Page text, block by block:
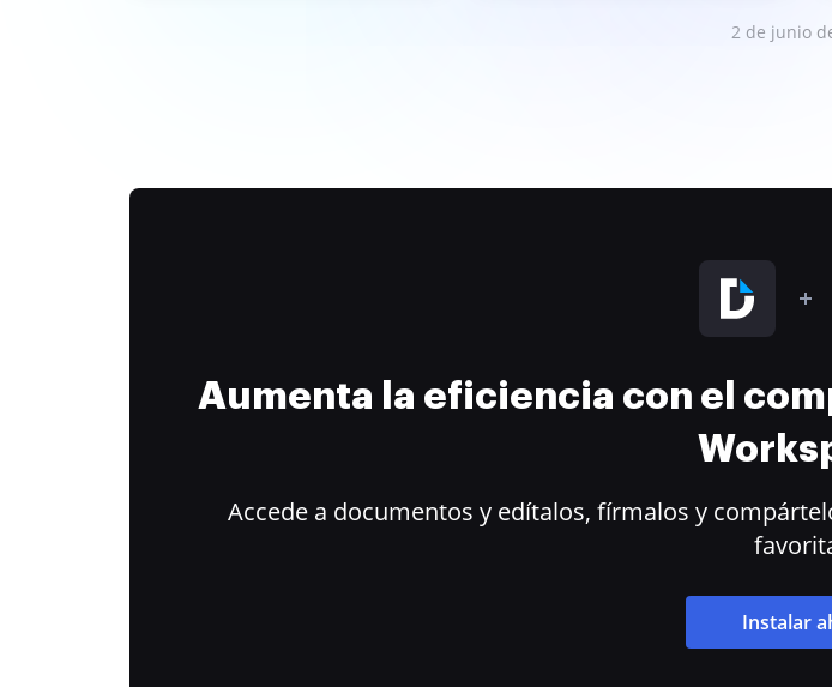
2 de junio
Aumenta la eficiencia con el
Accede a documentos y edítalos, fírmalos y
Instalar